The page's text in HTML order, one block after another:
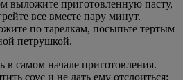
выложите приготовленную пасту,
все вместе пару минут.
по тарелкам, посыпьте тертым
петрушкой.
в самом начале приготовления.
соус и не дать ему отслоиться: